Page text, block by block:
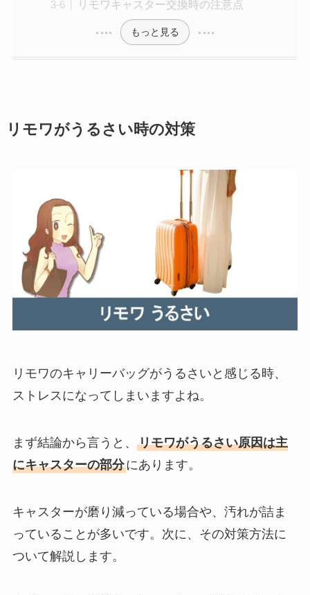
リモワキャスター交換時の注意点
もっと見る
リモワがうるさい時の対策
リモワのキャリーバッグがうるさいと感じる時、
ストレスになってしまいますよね。
まず結論から言うと、 リモワがうるさい原因は主
にキャスターの部分にあります。
キャスターが磨り減っている場合や、汚れが詰ま
っていることが多いです。次に、その対策方法に
ついて解説します。